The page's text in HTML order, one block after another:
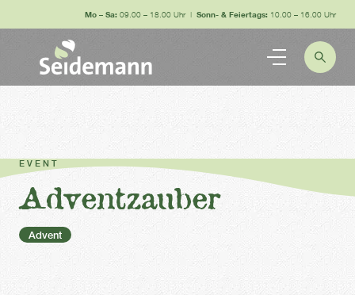
Mo – Sa: 09.00 – 18.00 Uhr | Sonn- & Feiertags: 10.00 – 16.00 Uhr
EVENT
Adventzauber
Advent